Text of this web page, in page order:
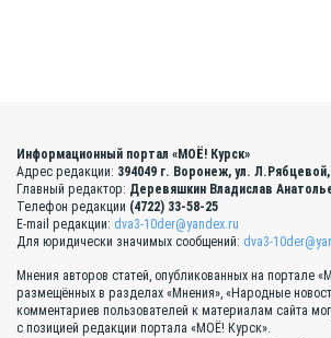
Информационный портал «МОЁ! Курск»
Адрес редакции: 394049 г. Воронеж, ул.
Главный редактор: Деревяшкин Владислав
Телефон редакции (4722) 33-58-25
E-mail редакции: dva3-10der@yandex.ru
Для юридически значимых сообщений: dva3-
Мнения авторов статей, опубликованных на портале
размещённых в разделах «Мнения», «Народные
комментариев пользователей к материалам сайта
с позицией редакции портала «МОЁ! Курск».